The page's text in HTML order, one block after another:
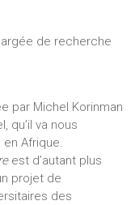
de recherche
par Michel Korinman
qu’il va nous
Afrique.
est d’autant plus
projet de
des